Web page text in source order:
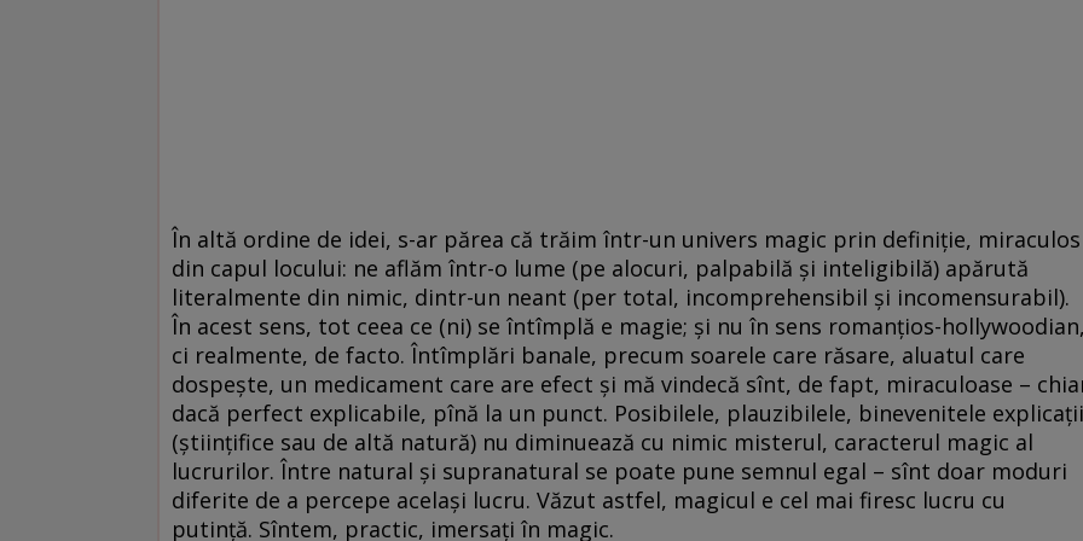
În altă ordine de idei, s-ar părea că trăim într-un univers magic prin definiție, miraculos
din capul locului: ne aflăm într-o lume (pe alocuri, palpabilă și inteligibilă) apărută
literalmente din nimic, dintr-un neant (per total, incomprehensibil și incomensurabil).
În acest sens, tot ceea ce (ni) se întîmplă e magie; și nu în sens romanțios-hollywoodian,
ci realmente, de facto. Întîmplări banale, precum soarele care răsare, aluatul care
dospește, un medicament care are efect și mă vindecă sînt, de fapt, miraculoase –
dacă perfect explicabile, pînă la un punct. Posibilele, plauzibilele, binevenitele explicații
(științifice sau de altă natură) nu diminuează cu nimic misterul, caracterul magic al
lucrurilor. Între natural și supranatural se poate pune semnul egal – sînt doar moduri
diferite de a percepe același lucru. Văzut astfel, magicul e cel mai firesc lucru cu
putință. Sîntem, practic, imersați în magic.